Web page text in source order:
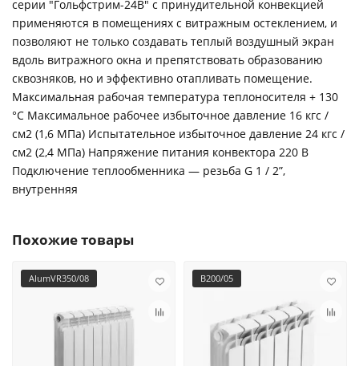
серии "Гольфстрим-24В" с принудительной конвекцией
применяются в помещениях с витражным остеклением, и
позволяют не только создавать теплый воздушный экран
вдоль витражного окна и препятствовать образованию
сквозняков, но и эффективно отапливать помещение.
Максимальная рабочая температура теплоносителя + 130
°С Максимальное рабочее избыточное давление 16 кгс /
см2 (1,6 МПа) Испытательное избыточное давление 24 кгс /
см2 (2,4 МПа) Напряжение питания конвектора 220 В
Подключение теплообменника — резьба G 1 / 2”,
внутренняя
Похожие товары
AIumVR350/08 B200/05